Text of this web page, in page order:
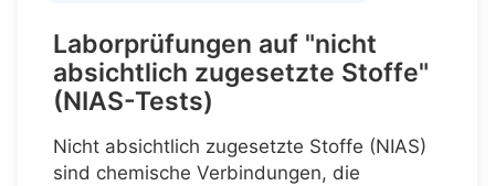
Laborprüfungen auf "nicht
absichtlich zugesetzte Stoffe"
(NIAS-Tests)
Nicht absichtlich zugesetzte Stoffe (NIAS)
sind chemische Verbindungen, die